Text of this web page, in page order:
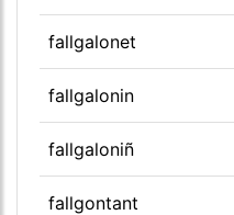
fallgalonet
fallgalonin
fallgaloniñ
fallgontant